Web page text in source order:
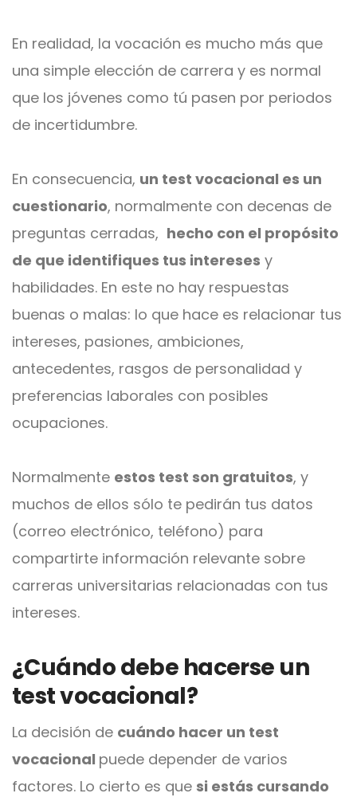
En realidad, la vocación es mucho más que
una simple elección de carrera y es normal
que los jóvenes como tú pasen por periodos
de incertidumbre.
En consecuencia, un test vocacional es un
cuestionario, normalmente con decenas de
preguntas cerradas, hecho con el propósito
de que identifiques tus intereses y
habilidades. En este no hay respuestas
buenas o malas: lo que hace es relacionar tus
intereses, pasiones, ambiciones,
antecedentes, rasgos de personalidad y
preferencias laborales con posibles
ocupaciones.
Normalmente estos test son gratuitos, y
muchos de ellos sólo te pedirán tus datos
(correo electrónico, teléfono) para
compartirte información relevante sobre
carreras universitarias relacionadas con tus
intereses.
¿Cuándo debe hacerse un
test vocacional?
La decisión de cuándo hacer un test
vocacional puede depender de varios
factores. Lo cierto es que si estás cursando